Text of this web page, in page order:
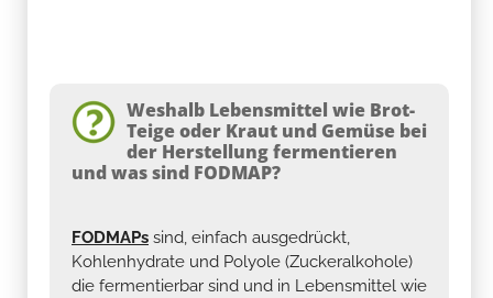
Weshalb Lebensmittel wie Brot-
Teige oder Kraut und Gemüse bei
der Herstellung fermentieren
und was sind FODMAP?
FODMAPs sind, einfach ausgedrückt,
Kohlenhydrate und Polyole (Zuckeralkohole)
die fermentierbar sind und in Lebensmittel wie